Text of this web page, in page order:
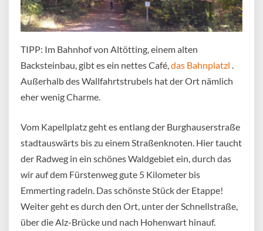
TIPP: Im Bahnhof von Altötting, einem alten
Backsteinbau, gibt es ein nettes Café, das Bahnplatzl
Außerhalb des Wallfahrtstrubels hat der Ort nämlich
eher wenig Charme.
Vom Kapellplatz geht es entlang der Burghauserstraße
stadtauswärts bis zu einem Straßenknoten. Hier taucht
der Radweg in ein schönes Waldgebiet ein, durch das
wir auf dem Fürstenweg gute 5 Kilometer bis
Emmerting radeln. Das schönste Stück der Etappe!
Weiter geht es durch den Ort, unter der Schnellstraße,
über die Alz-Brücke und nach Hohenwart hinauf.